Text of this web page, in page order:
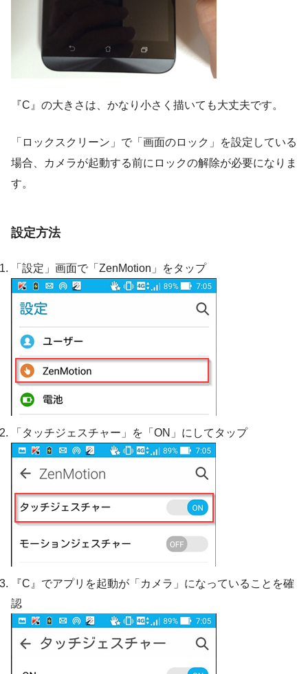
『C』の大きさは、かなり小さく描いても大丈夫です。
「ロックスクリーン」で「画面のロック」を設定している
場合、カメラが起動する前にロックの解除が必要になりま
す。
設定方法
「設定」画面で「ZenMotion」をタップ
「タッチジェスチャー」を「ON」にしてタップ
『C』でアプリを起動が「カメラ」になっていることを確
認